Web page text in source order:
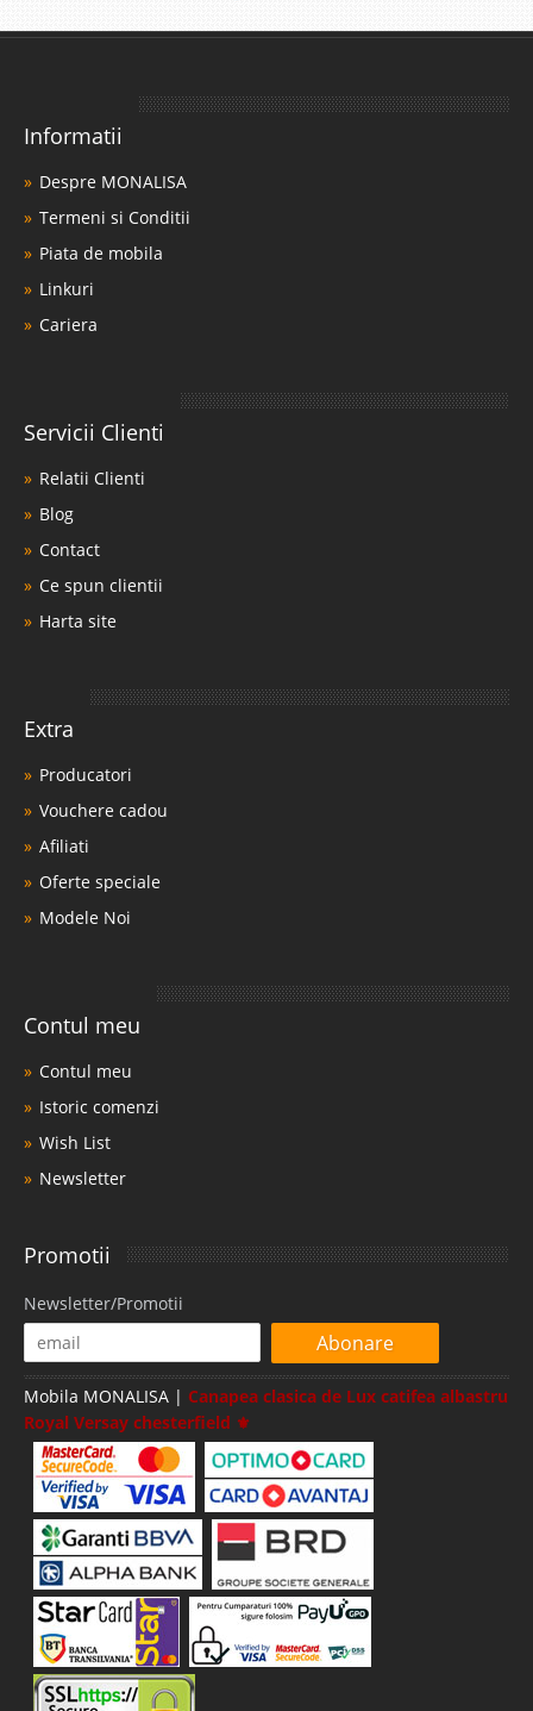
Informatii
Despre MONALISA
Termeni si Conditii
Piata de mobila
Linkuri
Cariera
Servicii Clienti
Relatii Clienti
Blog
Contact
Ce spun clientii
Harta site
Extra
Producatori
Vouchere cadou
Afiliati
Oferte speciale
Modele Noi
Contul meu
Contul meu
Istoric comenzi
Wish List
Newsletter
Promotii
Newsletter/Promotii
Abonare
Mobila MONALISA | Canapea clasica de Lux catifea albastru
Royal Versay chesterfield ⚜️